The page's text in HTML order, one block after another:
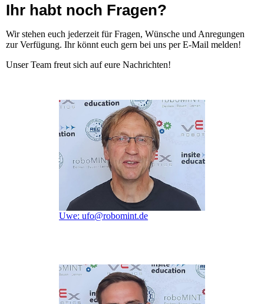
Ihr habt noch Fragen?
Wir stehen euch jederzeit für Fragen, Wünsche und Anregungen
zur Verfügung. Ihr könnt euch gern bei uns per E-Mail melden!
Unser Team freut sich auf eure Nachrichten!
Uwe: ufo@robomint.de